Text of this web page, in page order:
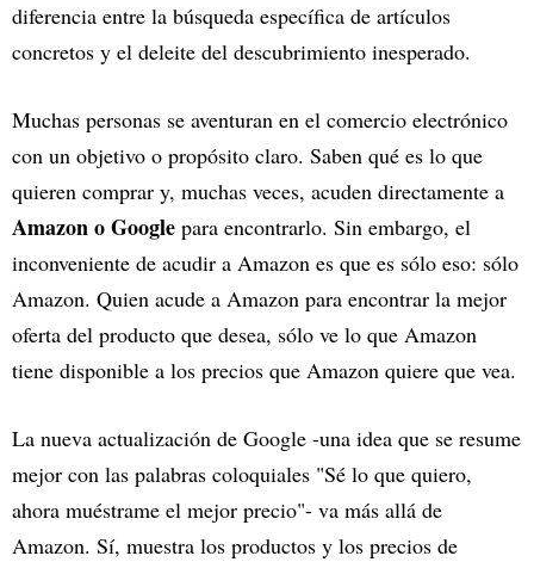
diferencia entre la búsqueda específica de artículos
concretos y el deleite del descubrimiento inesperado.
Muchas personas se aventuran en el comercio electrónico
con un objetivo o propósito claro. Saben qué es lo que
quieren comprar y, muchas veces, acuden directamente a
Amazon o Google para encontrarlo. Sin embargo, el
inconveniente de acudir a Amazon es que es sólo eso: sólo
Amazon. Quien acude a Amazon para encontrar la mejor
oferta del producto que desea, sólo ve lo que Amazon
tiene disponible a los precios que Amazon quiere que vea.
La nueva actualización de Google -una idea que se resume
mejor con las palabras coloquiales "Sé lo que quiero,
ahora muéstrame el mejor precio"- va más allá de
Amazon. Sí, muestra los productos y los precios de